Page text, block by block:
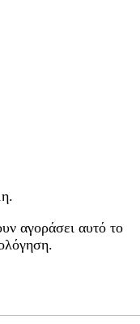
αγοράσει αυτό το